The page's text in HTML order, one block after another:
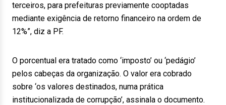
terceiros, para prefeituras previamente cooptadas
mediante exigência de retorno financeiro na ordem de
12%”, diz a PF.
O porcentual era tratado como ‘imposto’ ou ‘pedágio’
pelos cabeças da organização. O valor era cobrado
sobre ‘os valores destinados, numa prática
institucionalizada de corrupção’, assinala o documento.